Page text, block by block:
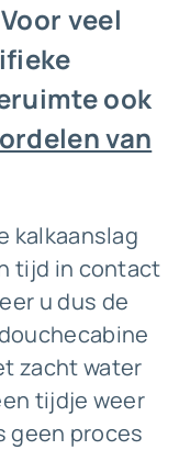
veel
ook
van
kalkaanslag
tijd in contact
u dus de
zacht water
tijdje weer
geen proces